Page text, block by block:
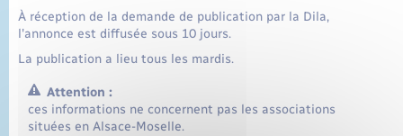
À réception de la demande de publication par la Dila,
l'annonce est diffusée sous 10 jours.
La publication a lieu tous les mardis.
Attention :
ces informations ne concernent pas les associations
situées en Alsace-Moselle.